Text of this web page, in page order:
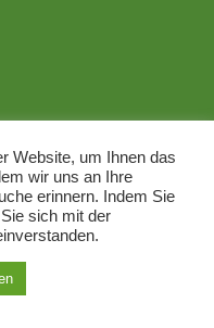
Website, um Ihnen das
wir uns an Ihre
erinnern. Indem Sie
sich mit der